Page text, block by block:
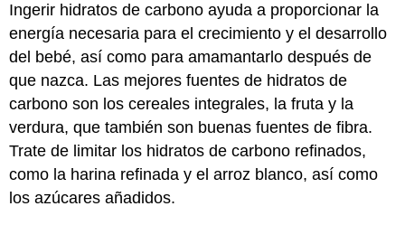
Ingerir hidratos de carbono ayuda a proporcionar la
energía necesaria para el crecimiento y el desarrollo
del bebé, así como para amamantarlo después de
que nazca. Las mejores fuentes de hidratos de
carbono son los cereales integrales, la fruta y la
verdura, que también son buenas fuentes de fibra.
Trate de limitar los hidratos de carbono refinados,
como la harina refinada y el arroz blanco, así como
los azúcares añadidos.